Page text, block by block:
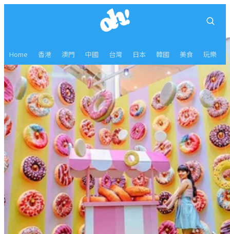
Home 香港 澳門 中國 台灣 日本 韓國 美食 玩樂